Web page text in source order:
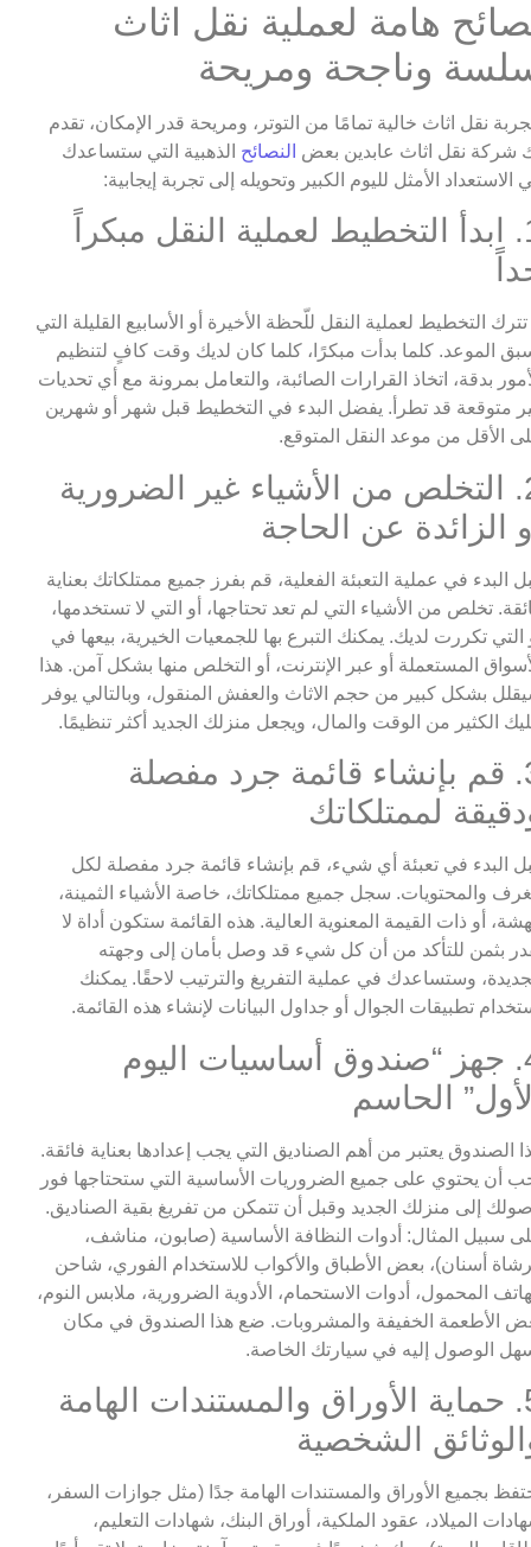
هامة لعملية نقل اثاث
وناجحة ومريحة
نقل اثاث خالية تمامًا من التوتر، ومريحة قدر الإمكان، تقدم
شركة نقل اثاث عابدين بعض النصائح الذهبية التي ستساعدك
الاستعداد الأمثل لليوم الكبير وتحويله إلى تجربة إيجابية:
1. ابدأ التخطيط لعملية النقل مبكراً
تترك التخطيط لعملية النقل للّحظة الأخيرة أو الأسابيع القليلة التي
الموعد. كلما بدأت مبكرًا، كلما كان لديك وقت كافٍ لتنظيم
بدقة، اتخاذ القرارات الصائبة، والتعامل بمرونة مع أي تحديات
متوقعة قد تطرأ. يفضل البدء في التخطيط قبل شهر أو شهرين
الأقل من موعد النقل المتوقع.
2. التخلص من الأشياء غير الضرورية
الزائدة عن الحاجة
البدء في عملية التعبئة الفعلية، قم بفرز جميع ممتلكاتك بعناية
تخلص من الأشياء التي لم تعد تحتاجها، أو التي لا تستخدمها،
التي تكررت لديك. يمكنك التبرع بها للجمعيات الخيرية، بيعها في
المستعملة أو عبر الإنترنت، أو التخلص منها بشكل آمن. هذا
بشكل كبير من حجم الاثاث والعفش المنقول، وبالتالي يوفر
الكثير من الوقت والمال، ويجعل منزلك الجديد أكثر تنظيمًا.
3. قم بإنشاء قائمة جرد مفصلة
لممتلكاتك
البدء في تعبئة أي شيء، قم بإنشاء قائمة جرد مفصلة لكل
والمحتويات. سجل جميع ممتلكاتك، خاصة الأشياء الثمينة،
أو ذات القيمة المعنوية العالية. هذه القائمة ستكون أداة لا
بثمن للتأكد من أن كل شيء قد وصل بأمان إلى وجهته
وستساعدك في عملية التفريغ والترتيب لاحقًا. يمكنك
تطبيقات الجوال أو جداول البيانات لإنشاء هذه القائمة.
4. جهز “صندوق أساسيات اليوم
الحاسم
الصندوق يعتبر من أهم الصناديق التي يجب إعدادها بعناية فائقة.
أن يحتوي على جميع الضروريات الأساسية التي ستحتاجها فور
إلى منزلك الجديد وقبل أن تتمكن من تفريغ بقية الصناديق.
سبيل المثال: أدوات النظافة الأساسية (صابون، مناشف،
أسنان)، بعض الأطباق والأكواب للاستخدام الفوري، شاحن
المحمول، أدوات الاستحمام، الأدوية الضرورية، ملابس النوم،
الأطعمة الخفيفة والمشروبات. ضع هذا الصندوق في مكان
الوصول إليه في سيارتك الخاصة.
5. حماية الأوراق والمستندات الهامة
الشخصية
بجميع الأوراق والمستندات الهامة جدًا (مثل جوازات السفر،
الميلاد، عقود الملكية، أوراق البنك، شهادات التعليم،